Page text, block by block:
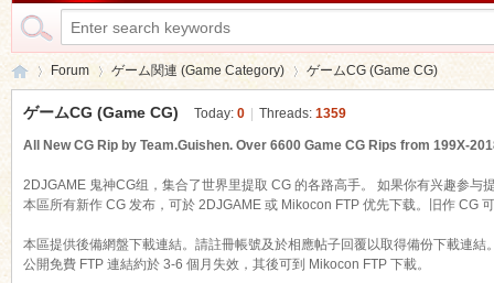
Forum ゲーム関連 (Game Category) ゲームCG (Game CG)
ゲームCG (Game CG) Today: 0 Threads: 1359
All New CG Rip by Team.Guishen. Over 6600 Game CG Rips from 199X-
2DJGAME 鬼神CG组，集合了世界里提取 CG 的各路高手。 如果你有兴趣参与
本區所有新作 CG 发布，可於 2DJGAME 或 Mikocon FTP 优先下载。旧作 CG
本區提供後備網盤下載連結。請註冊帳號及於相應帖子回覆以取得備份下載連結
公開免費 FTP 連結約於 3-6 個月失效，其後可到 Mikocon FTP 下載。